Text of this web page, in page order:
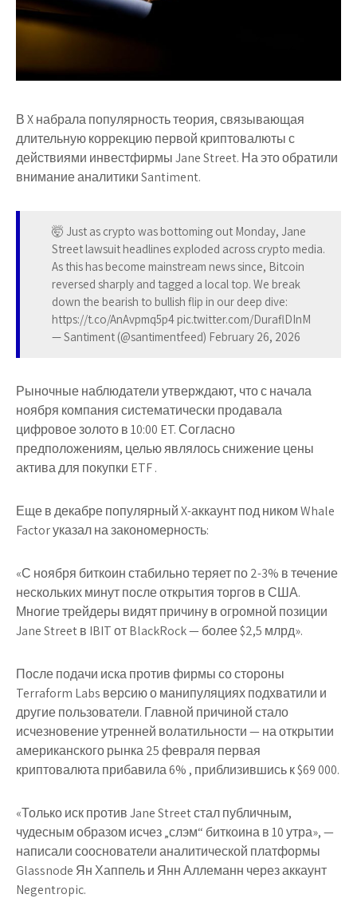
В X набрала популярность теория, связывающая
длительную коррекцию первой криптовалюты с
действиями инвестфирмы Jane Street. На это обратили
внимание аналитики Santiment.
🤯 Just as crypto was bottoming out Monday, Jane
Street lawsuit headlines exploded across crypto media.
As this has become mainstream news since, Bitcoin
reversed sharply and tagged a local top. We break
down the bearish to bullish flip in our deep dive:
https://t.co/AnAvpmq5p4 pic.twitter.com/DuraflDInM
— Santiment (@santimentfeed) February 26, 2026
Рыночные наблюдатели утверждают, что с начала
ноября компания систематически продавала
цифровое золото в 10:00 ET. Согласно
предположениям, целью являлось снижение цены
актива для покупки ETF .
Еще в декабре популярный X-аккаунт под ником Whale
Factor указал на закономерность:
«С ноября биткоин стабильно теряет по 2-3% в течение
нескольких минут после открытия торгов в США.
Многие трейдеры видят причину в огромной позиции
Jane Street в IBIT от BlackRock — более $2,5 млрд».
После подачи иска против фирмы со стороны
Terraform Labs версию о манипуляциях подхватили и
другие пользователи. Главной причиной стало
исчезновение утренней волатильности — на открытии
американского рынка 25 февраля первая
криптовалюта прибавила 6% , приблизившись к $69 000.
«Только иск против Jane Street стал публичным,
чудесным образом исчез „слэм“ биткоина в 10 утра», —
написали сооснователи аналитической платформы
Glassnode Ян Хаппель и Янн Аллеманн через аккаунт
Negentropic.